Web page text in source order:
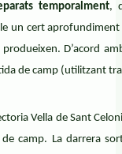
temporalment,
un cert
D’acord
de camp (utilitzant
Vella de Sant
camp. La darrera